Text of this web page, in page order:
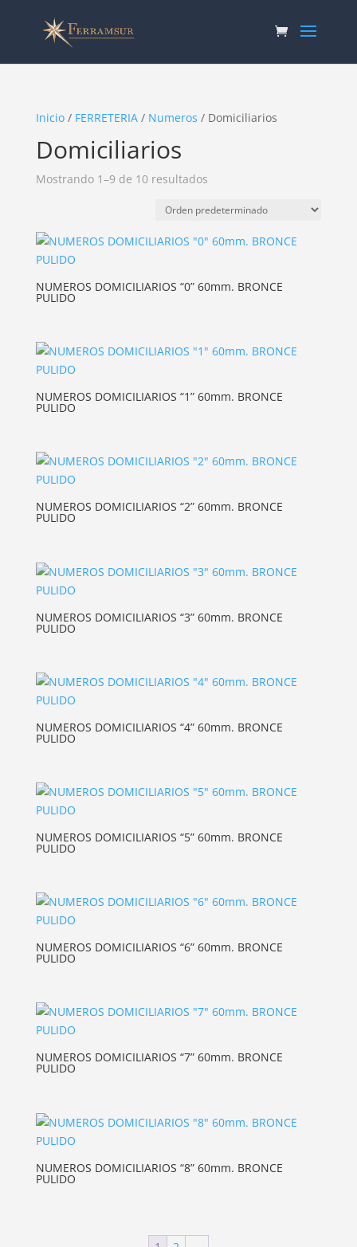
Inicio/ FERRETERIA/ Numeros / Domiciliarios
Domiciliarios
Mostrando 1–9 de 10 resultados
NUMEROS DOMICILIARIOS “0” 60mm. BRONCE
PULIDO
NUMEROS DOMICILIARIOS “1” 60mm. BRONCE
PULIDO
NUMEROS DOMICILIARIOS “2” 60mm. BRONCE
PULIDO
NUMEROS DOMICILIARIOS “3” 60mm. BRONCE
PULIDO
NUMEROS DOMICILIARIOS “4” 60mm. BRONCE
PULIDO
NUMEROS DOMICILIARIOS “5” 60mm. BRONCE
PULIDO
NUMEROS DOMICILIARIOS “6” 60mm. BRONCE
PULIDO
NUMEROS DOMICILIARIOS “7” 60mm. BRONCE
PULIDO
NUMEROS DOMICILIARIOS “8” 60mm. BRONCE
PULIDO